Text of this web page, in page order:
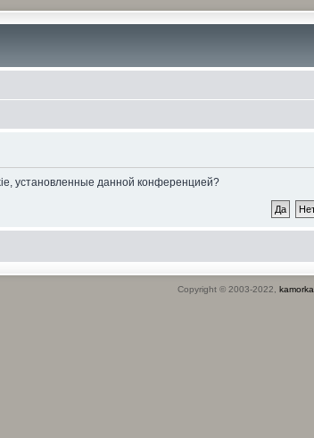
установленные данной конференцией?
Copyright © 2003-2022,